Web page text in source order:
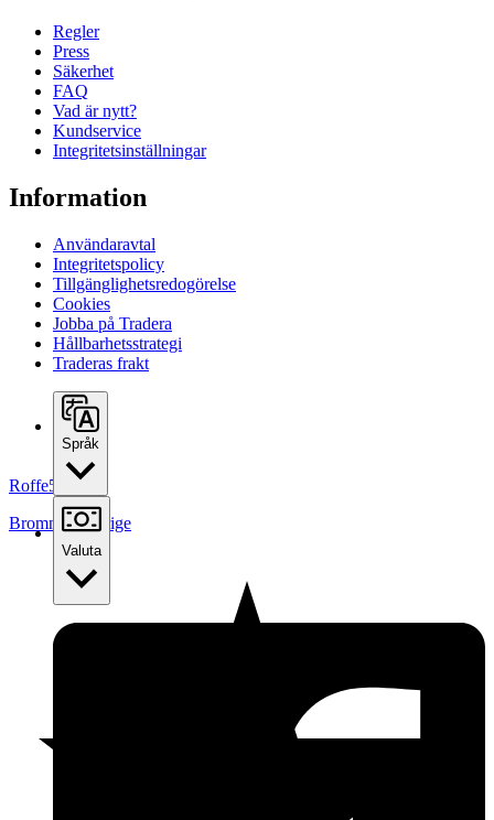
Roffe5
Bromma,Sverige
Regler
Press
Säkerhet
FAQ
Vad är nytt?
Kundservice
Integritetsinställningar
Information
Användaravtal
Integritetspolicy
Tillgänglighetsredogörelse
Cookies
Jobba på Tradera
Hållbarhetsstrategi
Traderas frakt
Språk
Valuta